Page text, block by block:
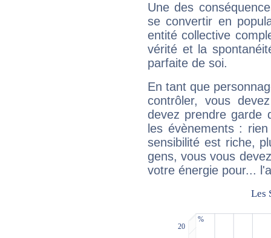
Une des
se convertir en
entité collective
vérité et la
parfaite de soi.
En tant que
contrôler, vous
devez prendre garde
les évènements :
sensibilité est riche,
gens, vous vous
votre énergie pour...